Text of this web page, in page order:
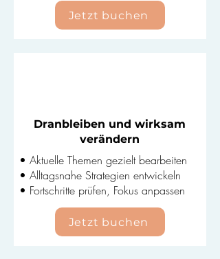
Jetzt buchen
Dranbleiben und wirksam
verändern
• Aktuelle Themen gezielt bearbeiten
• Alltagsnahe Strategien entwickeln
• Fortschritte prüfen, Fokus anpassen
Jetzt buchen